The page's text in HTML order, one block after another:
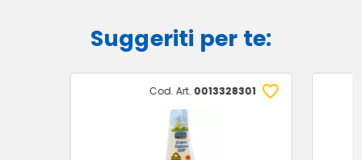
Suggeriti per te:
Cod. Art. 0013328301